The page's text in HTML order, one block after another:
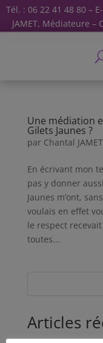
Tél. : 06 22 41 48 80 –
JAMET, Médiateure –
Une médiation
Gilets Jaunes ?
par Chantal JAMET
En écrivant mon
pas y donner
Jaunes m’ont,
voulais en effet
le respect
toutes...
Articles